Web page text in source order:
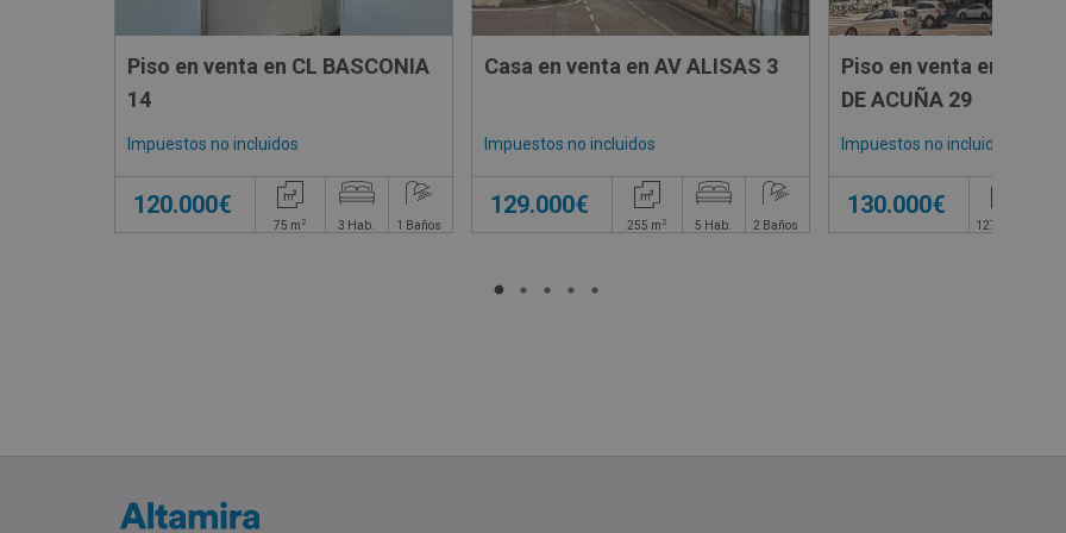
Piso en venta en CL BASCONIA
14
Impuestos no incluidos
120.000€
75 m 2 3 Hab. 1 Baños
Casa en venta en AV ALISAS 3
Impuestos no incluidos
129.000€
255 m 2 5 Hab. 2 Baños
Piso en venta en CL
DE ACUÑA 29
Impuestos no incluidos
130.000€
127,07